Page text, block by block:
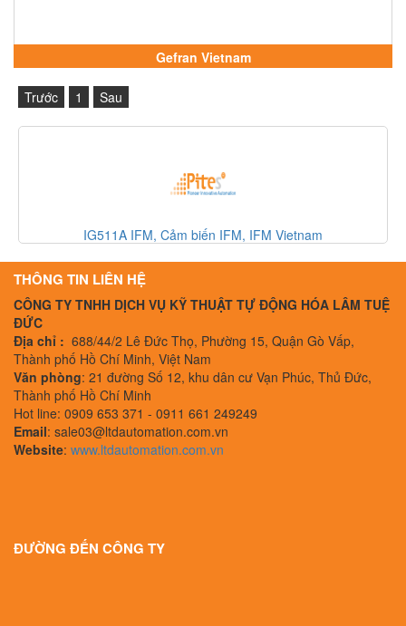
Gefran Vietnam
Trước 1 Sau
330500-02-00 Bently Nevada, Cảm biến Bently Nevada,
THÔNG TIN LIÊN HỆ
CÔNG TY TNHH DỊCH VỤ KỸ THUẬT TỰ ĐỘNG HÓA LÂM TUỆ
ĐỨC
Địa chỉ : 688/44/2 Lê Đức Thọ, Phường 15, Quận Gò Vấp,
Thành phố Hồ Chí Minh, Việt Nam
Văn phòng: 21 đường Số 12, khu dân cư Vạn Phúc, Thủ Đức,
Thành phố Hồ Chí Minh
Hot line: 0909 653 371 - 0911 661 249249
Email: sale03@ltdautomation.com.vn
Website: www.ltdautomation.com.vn
ĐƯỜNG ĐẾN CÔNG TY